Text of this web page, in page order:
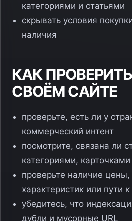
категориями и статьями
скрывать условия
наличия
КАК
СВОЁМ САЙТЕ
проверьте, есть ли у
коммерческий интент
посмотрите, связана ли
категориями,
проверьте наличие цены,
характеристик или пути к
убедитесь, что
дубли и мусорные URL